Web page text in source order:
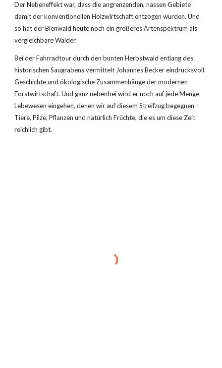
Der Nebeneffekt war, dass die angrenzenden, nassen Gebiete
damit der konventionellen Holzwirtschaft entzogen wurden. Und
so hat der Bienwald heute noch ein größeres Artenspektrum als
vergleichbare Wälder.
Bei der Fahrradtour durch den bunten Herbstwald entlang des
historischen Saugrabens vermittelt Johannes Becker eindrucksvoll
Geschichte und ökologische Zusammenhänge der modernen
Forstwirtschaft. Und ganz nebenbei wird er noch auf jede Menge
Lebewesen eingehen, denen wir auf diesem Streifzug begegnen -
Tiere, Pilze, Pflanzen und natürlich Früchte, die es um diese Zeit
reichlich gibt.